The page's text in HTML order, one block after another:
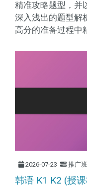
精准攻略题型，并
深入浅出的题型解
高分的准备过程中
2026-07-23 推广
韩语 K1 K2 (授